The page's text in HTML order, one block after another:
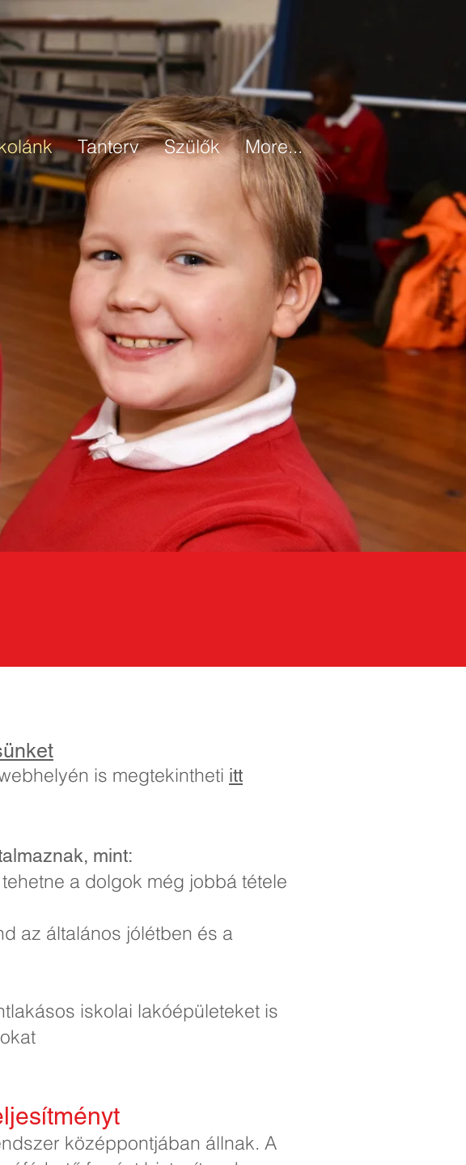
Tanterv Szülők More...
is megtekintheti itt
mint:
a dolgok még jobbá tétele
az általános jólétben és a
iskolai lakóépületeket is
középpontjában állnak. A